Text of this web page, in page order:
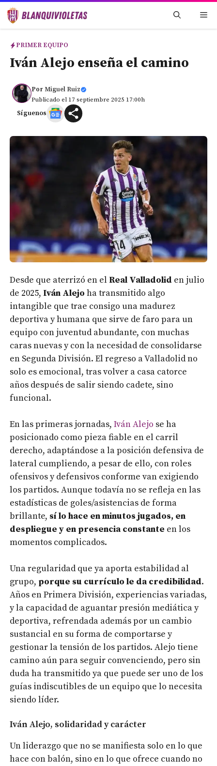
Saltar
PRIMER EQUIPO
Iván Alejo enseña el camino
Por Miguel Ruiz
Publicado el 17 septiembre 2025 17:00h
Síguenos
Desde que aterrizó en el Real Valladolid en julio
de 2025, Iván Alejo ha transmitido algo
intangible que trae consigo una madurez
deportiva y humana que sirve de faro para un
equipo con juventud abundante, con muchas
caras nuevas y con la necesidad de consolidarse
en Segunda División. El regreso a Valladolid no
solo es emocional, tras volver a casa catorce
años después de salir siendo cadete, sino
funcional.
En las primeras jornadas, Iván Alejo se ha
posicionado como pieza fiable en el carril
derecho, adaptándose a la posición defensiva de
lateral cumpliendo, a pesar de ello, con roles
ofensivos y defensivos conforme van exigiendo
los partidos. Aunque todavía no se refleja en las
estadísticas de goles­/asistencias de forma
brillante, sí lo hace en minutos jugados, en
despliegue y en presencia constante en los
momentos complicados.
Una regularidad que ya aporta estabilidad al
grupo, porque su currículo le da credibilidad.
Años en Primera División, experiencias variadas,
y la capacidad de aguantar presión mediática y
deportiva, refrendada además por un cambio
sustancial en su forma de comportarse y
gestionar la tensión de los partidos. Alejo tiene
camino aún para seguir convenciendo, pero sin
duda ha transmitido ya que puede ser uno de los
guías indiscutibles de un equipo que lo necesita
siendo líder.
Iván Alejo, solidaridad y carácter
Un liderazgo que no se manifiesta solo en lo que
hace con balón, sino en lo que ofrece cuando no